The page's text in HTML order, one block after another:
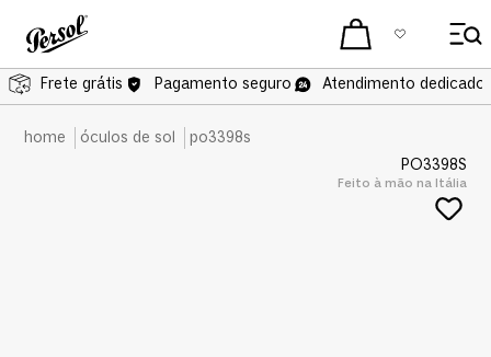
Frete grátis Pagamento seguro Atendimento dedicado
óculos de sol
po3398s
PO3398S
Feito à mão na Itália